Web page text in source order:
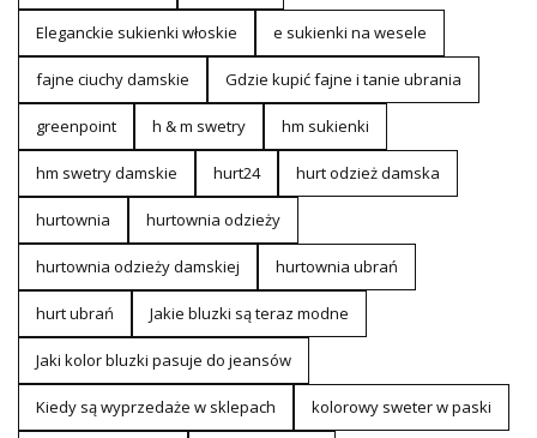
Eleganckie sukienki włoskie e sukienki na wesele
fajne ciuchy damskie Gdzie kupić fajne i tanie ubrania
greenpoint h & m swetry hm sukienki
hm swetry damskie hurt24 hurt odzież damska
hurtownia hurtownia odzieży
hurtownia odzieży damskiej hurtownia ubrań
hurt ubrań Jakie bluzki są teraz modne
Jaki kolor bluzki pasuje do jeansów
Kiedy są wyprzedaże w sklepach kolorowy sweter w paski